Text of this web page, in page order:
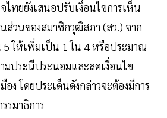
ทยยังเสนอปรับเงื่อนไขการเห็น
ส่วนของสมาชิกวุฒิสภา (สว.) จาก
5 ให้เพิ่มเป็น 1 ใน 4 หรือประมาณ
ามประนีประนอมและลดเงื่อนไข
อง โดยประเด็นดังกล่าวจะต้องมีการ
รมาธิการ